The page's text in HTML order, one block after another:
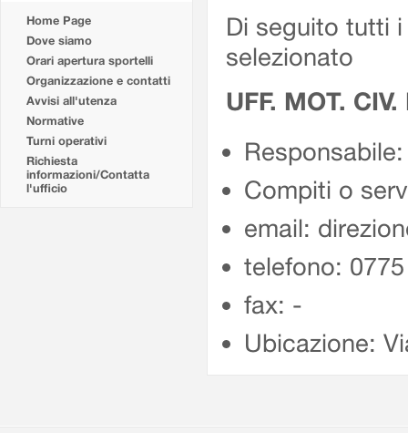
Home Page
Dove siamo
Orari apertura sportelli
Organizzazione e contatti
Avvisi all'utenza
Normative
Turni operativi
Richiesta
informazioni/Contatta
l'ufficio
Di seguito tutti
selezionato
UFF. MOT.
Compiti o
email:
telefono:
fax: -
Ubicazione: